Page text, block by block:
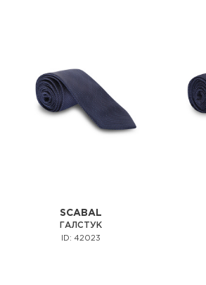
SCABAL
ГАЛСТУК
ID: 42023